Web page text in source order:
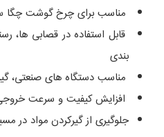
مناسب برای چرخ گوشت چگا
قابل استفاده در قصابی‌ ها،
بندی
مناسب دستگاه‌ های صنعتی،
افزایش کیفیت و سرعت
جلوگیری از گیرکردن مواد در